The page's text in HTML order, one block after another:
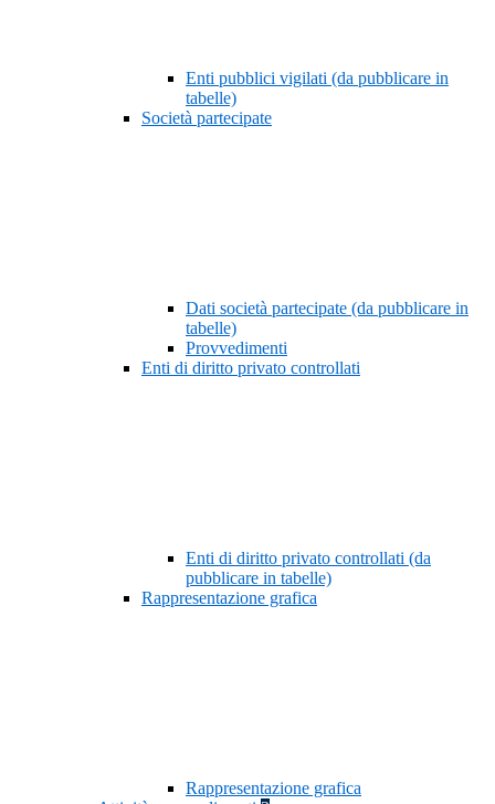
Enti pubblici vigilati (da pubblicare in
tabelle)
Società partecipate
Dati società partecipate (da pubblicare in
tabelle)
Provvedimenti
Enti di diritto privato controllati
Enti di diritto privato controllati (da
pubblicare in tabelle)
Rappresentazione grafica
Rappresentazione grafica